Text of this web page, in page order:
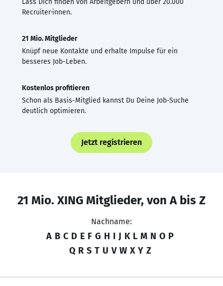
Recruiter·innen.
21 Mio. Mitglieder
Knüpf neue Kontakte und erhalte Impulse für ein
besseres Job-Leben.
Kostenlos profitieren
Schon als Basis-Mitglied kannst Du Deine Job-Suche
deutlich optimieren.
Jetzt registrieren
21 Mio. XING Mitglieder, von A bis Z
Nachname:
A B C D E F G H I J K L M N O P
Q R S T U V W X Y Z